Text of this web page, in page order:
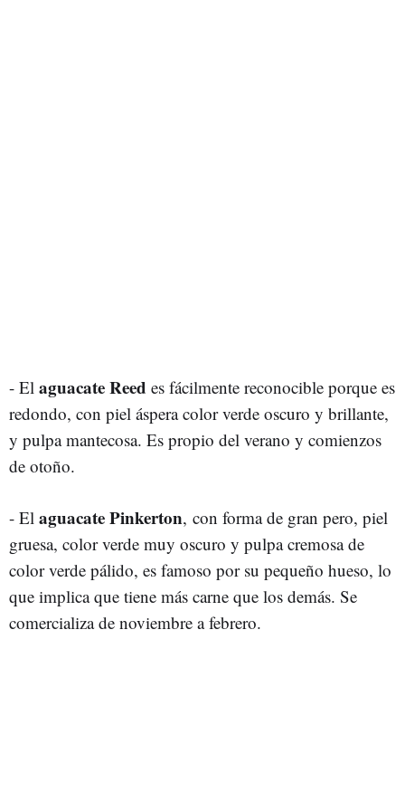
- El aguacate Reed es fácilmente reconocible porque es
redondo, con piel áspera color verde oscuro y brillante,
y pulpa mantecosa. Es propio del verano y comienzos
de otoño.
- El aguacate Pinkerton, con forma de gran pero, piel
gruesa, color verde muy oscuro y pulpa cremosa de
color verde pálido, es famoso por su pequeño hueso, lo
que implica que tiene más carne que los demás. Se
comercializa de noviembre a febrero.